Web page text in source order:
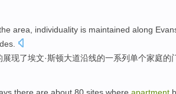
area, individuality is maintained along
展现了埃文·斯顿大道沿线的一系列单个家庭的